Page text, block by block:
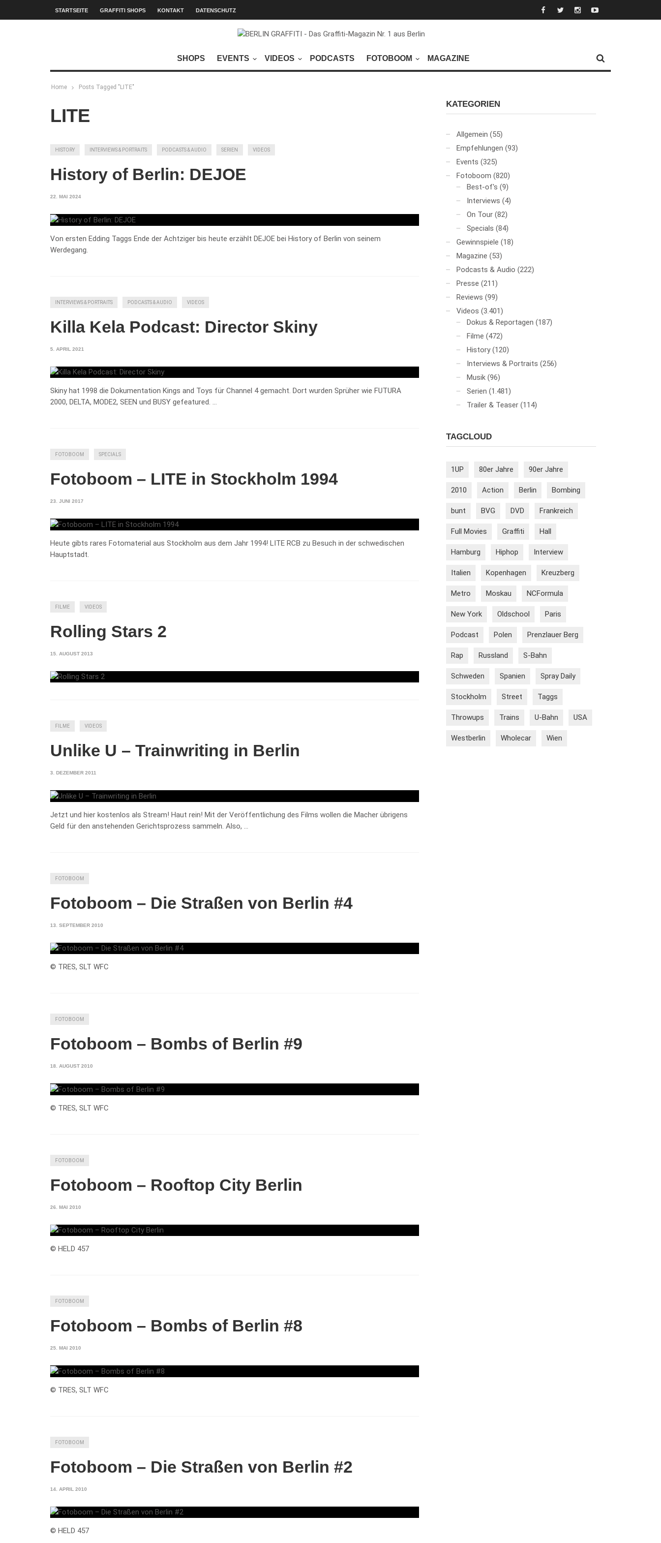
STARTSEITE GRAFFITI SHOPS KONTAKT DATENSCHUTZ
SHOPS EVENTS VIDEOS PODCASTS FOTOBOOM MAGAZINE
Home Posts Tagged "LITE"
LITE
HISTORY INTERVIEWS & PORTRAITS PODCASTS & AUDIO SERIEN VIDEOS
History of Berlin: DEJOE
22. MAI 2024
Von ersten Edding Taggs Ende der Achtziger bis heute erzählt DEJOE bei History of Berlin von seinem
Werdegang.
INTERVIEWS & PORTRAITS PODCASTS & AUDIO VIDEOS
Killa Kela Podcast: Director Skiny
5. APRIL 2021
Skiny hat 1998 die Dokumentation Kings and Toys für Channel 4 gemacht. Dort wurden Sprüher wie FUTURA
2000, DELTA, MODE2, SEEN und BUSY gefeatured. …
FOTOBOOM SPECIALS
Fotoboom – LITE in Stockholm 1994
23. JUNI 2017
Heute gibts rares Fotomaterial aus Stockholm aus dem Jahr 1994! LITE RCB zu Besuch in der schwedischen
Hauptstadt.
FILME VIDEOS
Rolling Stars 2
15. AUGUST 2013
FILME VIDEOS
Unlike U – Trainwriting in Berlin
3. DEZEMBER 2011
Jetzt und hier kostenlos als Stream! Haut rein! Mit der Veröffentlichung des Films wollen die Macher übrigens
Geld für den anstehenden Gerichtsprozess sammeln. Also, …
FOTOBOOM
Fotoboom – Die Straßen von Berlin #4
13. SEPTEMBER 2010
© TRES, SLT WFC
FOTOBOOM
Fotoboom – Bombs of Berlin #9
18. AUGUST 2010
© TRES, SLT WFC
FOTOBOOM
Fotoboom – Rooftop City Berlin
26. MAI 2010
© HELD 457
FOTOBOOM
Fotoboom – Bombs of Berlin #8
25. MAI 2010
© TRES, SLT WFC
FOTOBOOM
Fotoboom – Die Straßen von Berlin #2
14. APRIL 2010
© HELD 457
KATEGORIEN
Allgemein (55)
Empfehlungen (93)
Events (325)
Fotoboom (820)
Best-of's (9)
Interviews (4)
On Tour (82)
Specials (84)
Gewinnspiele (18)
Magazine (53)
Podcasts & Audio (222)
Presse (211)
Reviews (99)
Videos (3.401)
Dokus & Reportagen (187)
Filme (472)
History (120)
Interviews & Portraits (256)
Musik (96)
Serien (1.481)
Trailer & Teaser (114)
TAGCLOUD
1UP 80er Jahre 90er Jahre
2010 Action Berlin Bombing
bunt BVG DVD Frankreich
Full Movies Graffiti Hall
Hamburg Hiphop Interview
Italien Kopenhagen Kreuzberg
Metro Moskau NCFormula
New York Oldschool Paris
Podcast Polen Prenzlauer Berg
Rap Russland S-Bahn
Schweden Spanien Spray Daily
Stockholm Street Taggs
Throwups Trains U-Bahn USA
Westberlin Wholecar Wien